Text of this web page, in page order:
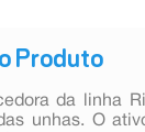
Produto
da linha
unhas. O